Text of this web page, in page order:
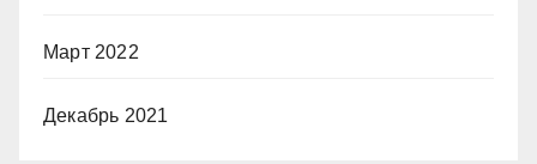
Март 2022
Декабрь 2021